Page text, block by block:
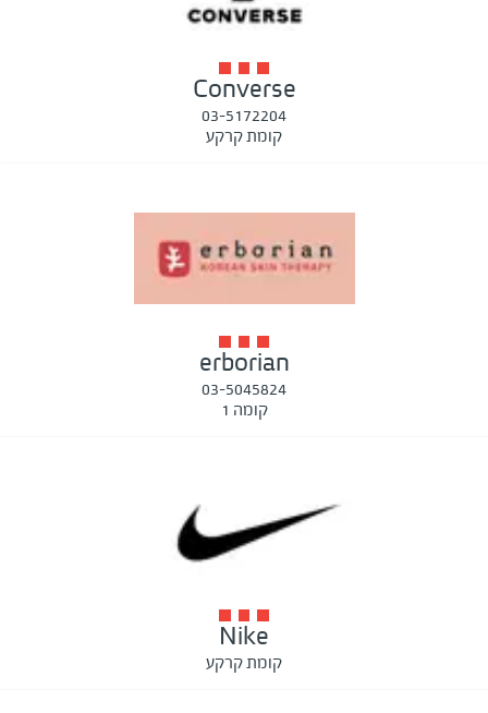
Converse
03-5172204
קומת קרקע
erborian
03-5045824
קומה 1
Nike
קומת קרקע